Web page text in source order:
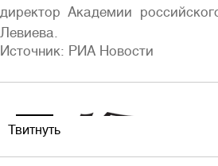
директор Академии
Левиева.
Источник: РИА Новости
Твитнуть